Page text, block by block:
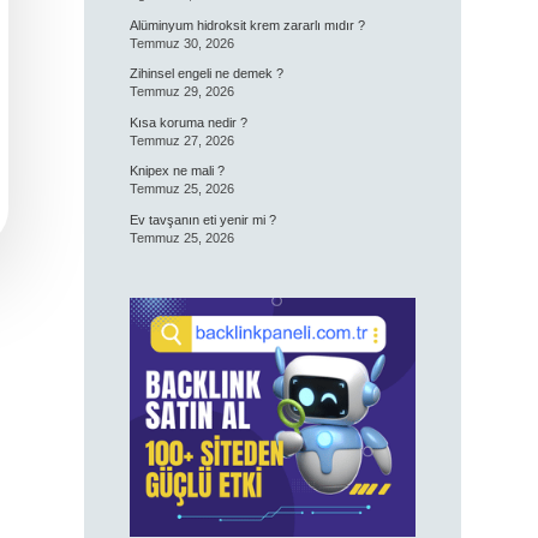
Alüminyum hidroksit krem zararlı mıdır ?
Temmuz 30, 2026
Zihinsel engeli ne demek ?
Temmuz 29, 2026
Kısa koruma nedir ?
Temmuz 27, 2026
Knipex ne mali ?
Temmuz 25, 2026
Ev tavşanın eti yenir mi ?
Temmuz 25, 2026